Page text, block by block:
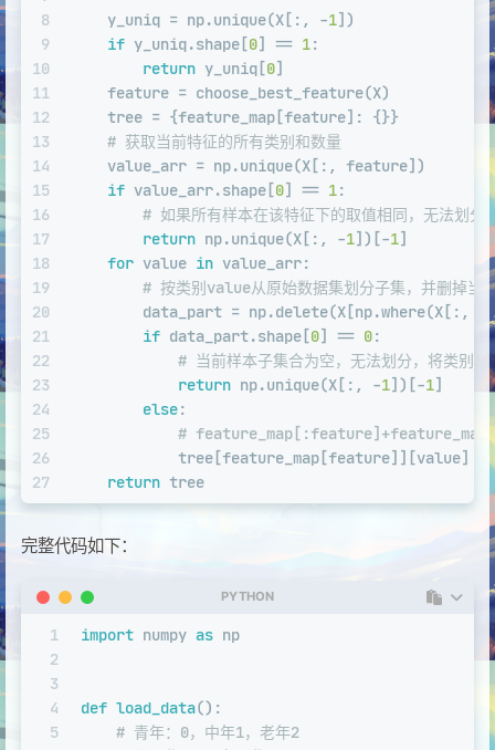
8
9
10
11
12
13
14
15
16
17
18
19
20
21
22
23
24
25
26
27
    y_uniq = np.unique(X[:, -
1])
if y_uniq.shape[0] == 1:
return y_uniq[0]
    feature = choose_best_feature(X)
    tree = {feature_map[feature]: {}}
# 获取当前特征的所有类别和数量
    value_arr = np.unique(X[:, feature])
if value_arr.shape[0] == 1:
# 如果所有样本在该特征下的取值相同，无法划分
return np.unique(X[:, -1])[-1]
for value in value_arr:
# 按类别value从原始数据集划分子集，并删掉
data_part = np.delete(X[np.where(X[:,
if data_part.shape[0] == 0:
# 当前样本子集合为空，无法划分，将类别标
return np.unique(X[:, -1])[-1]
else:
#
tree[feature_map[feature]][value]
return tree
完整代码如下：
PYTHON
1
2
3
4
5
import numpy as np
def load_data():
# 青年：0，中年1，老年2